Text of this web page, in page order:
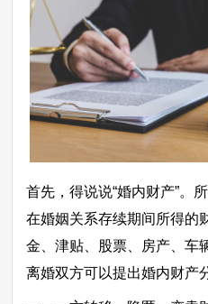
首先，得说说“婚内财产”。
在婚姻关系存续期间所得的
金、津贴、股票、房产、车
离婚双方可以提出婚内财产